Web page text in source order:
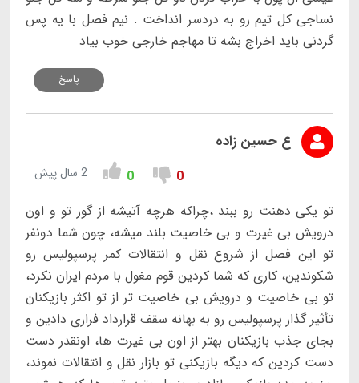
نساجی کل تیم رو به دردسر انداخت . نیم فصل با یه پس
گردنی باید اخراج بشه تا مهاجم خارجی خوب بیاد
پاسخ
ع حسین زاده
0
0 2 سال پیش
تو یکی دهنت رو ببند ،چراکه هرچه آتیشه از گور تو و اون
درویش بی غیرت و بی خاصیت بلند میشه، چون شما دونفر
تو این فصل از شروع نقل و انتقالات کمر پرسپولیس رو
شکوندین، کاری که شما کردین قوم مغول با مردم ایران نکرد،
تو بی خاصیت و درویش بی خاصیت تر از تو اکثر بازیکنان
تأثیر گذار پرسپولیس رو به بهانه سقف قرارداد فراری دادین و
بجای جذب بازیکنان بهتر از اون بی غیرت ها، اونقدر دست
دست کردین که دیگه بازیکنی تو بازار نقل و انتقالات نموند،